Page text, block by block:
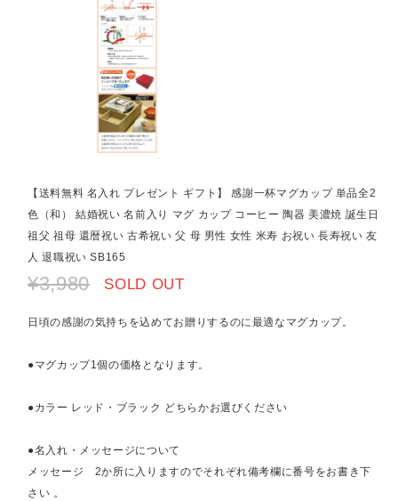
【送料無料 名入れ プレゼント ギフト】 感謝一杯マグカップ 単品全2
色（和） 結婚祝い 名前入り マグ カップ コーヒー 陶器 美濃焼 誕生日
祖父 祖母 還暦祝い 古希祝い 父 母 男性 女性 米寿 お祝い 長寿祝い 友
人 退職祝い SB165
¥3,980 SOLD OUT
日頃の感謝の気持ちを込めてお贈りするのに最適なマグカップ。
●マグカップ1個の価格となります。
●カラー レッド・ブラック どちらかお選びください
●名入れ・メッセージについて
メッセージ 2か所に入りますのでそれぞれ備考欄に番号をお書き下
さい 。